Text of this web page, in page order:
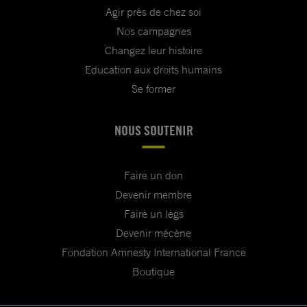
Agir près de chez soi
Nos campagnes
Changez leur histoire
Education aux droits humains
Se former
NOUS SOUTENIR
Faire un don
Devenir membre
Faire un legs
Devenir mécène
Fondation Amnesty International France
Boutique